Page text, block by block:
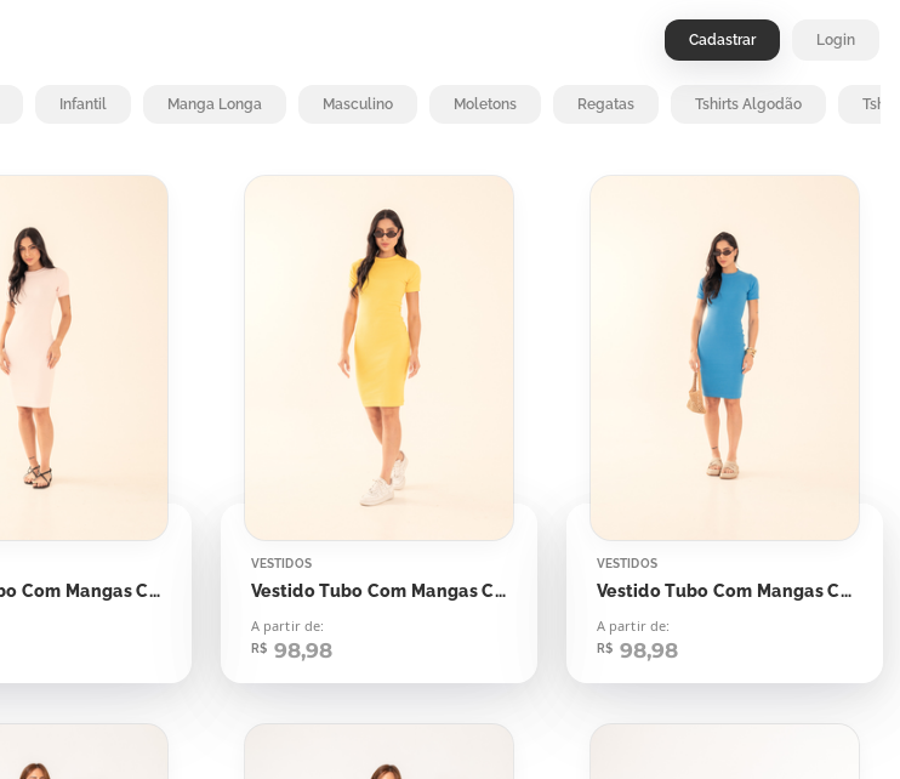
Cadastrar Login
Infantil Manga Longa Masculino Moletons Regatas Tshirts Algodão
Vestido Tubo Com Mangas Canelado Espumante Rosê
VESTIDOS
Vestido Tubo Com Mangas Canelado Amarelo Solarium
A partir de:
R$ 98,98
VESTIDOS
Vestido Tubo Com Mangas Canelado Azul Blue Beach
A partir de:
R$ 98,98